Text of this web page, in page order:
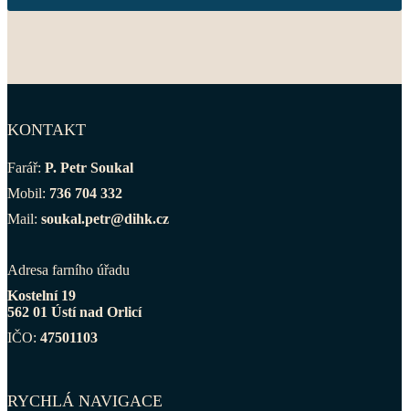
KONTAKT
Farář: P. Petr Soukal
Mobil: 736 704 332
Mail: soukal.petr@dihk.cz
Adresa farního úřadu
Kostelní 19
562 01 Ústí nad Orlicí
IČO: 47501103
RYCHLÁ NAVIGACE